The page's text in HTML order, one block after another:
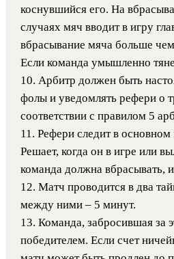
коснувшийся его. На
случаях мяч вводит в игру
вбрасывание мяча больше
Если команда умышленно
10. Арбитр должен быть
фолы и уведомлять рефери о
соответствии с правилом 5
11. Рефери следит в
Решает, когда он в игре или
команда должна вбрасывать,
12. Матч проводится в два
между ними – 5 минут.
13. Команда, забросившая за
победителем. Если счет